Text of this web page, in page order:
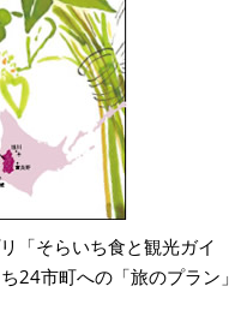
「そらいち食と観光ガイ
24市町への「旅のプラン」